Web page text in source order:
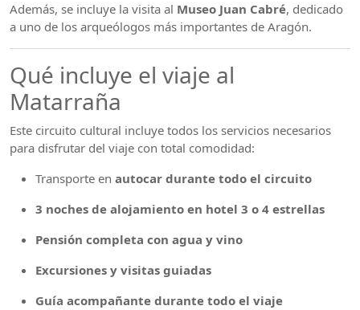
Además, se incluye la visita al Museo Juan Cabré, dedicado
a uno de los arqueólogos más importantes de Aragón.
Qué incluye el viaje al
Matarraña
Este circuito cultural incluye todos los servicios necesarios
para disfrutar del viaje con total comodidad:
Transporte en autocar durante todo el circuito
3 noches de alojamiento en hotel 3 o 4 estrellas
Pensión completa con agua y vino
Excursiones y visitas guiadas
Guía acompañante durante todo el viaje